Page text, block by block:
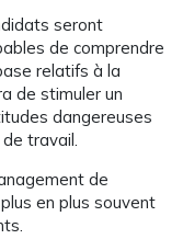
seront
de comprendre
relatifs à la
de stimuler un
dangereuses
travail.
de
en plus souvent